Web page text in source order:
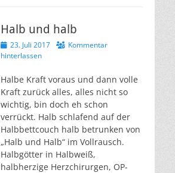
Halb und halb
Veröffentlicht
am
23. Juli 2017
Kommentar
hinterlassen
Halbe Kraft voraus und dann volle
Kraft zurück alles, alles nicht so
wichtig, bin doch eh schon
verrückt. Halb schlafend auf der
Halbbettcouch halb betrunken von
„Halb und Halb“ im Vollrausch.
Halbgötter in Halbweiß,
halbherzige Herzchirurgen, OP-